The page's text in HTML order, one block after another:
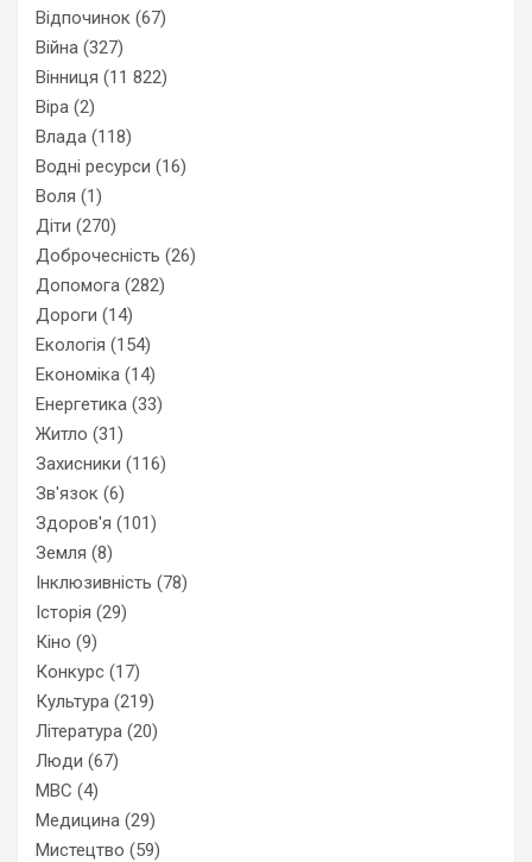
Відпочинок (67)
Війна (327)
Вінниця (11 822)
Віра (2)
Влада (118)
Водні ресурси (16)
Воля (1)
Діти (270)
Доброчесність (26)
Допомога (282)
Дороги (14)
Екологія (154)
Економіка (14)
Енергетика (33)
Житло (31)
Захисники (116)
Зв'язок (6)
Здоров'я (101)
Земля (8)
Інклюзивність (78)
Історія (29)
Кіно (9)
Конкурс (17)
Культура (219)
Література (20)
Люди (67)
МВС (4)
Медицина (29)
Мистецтво (59)